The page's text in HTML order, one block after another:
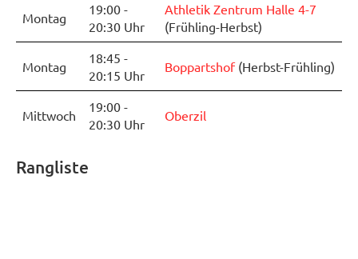
Montag
19:00 -
20:30 Uhr
Athletik Zentrum Halle 4-7
(Frühling-Herbst)
Montag
18:45 -
20:15 Uhr
Boppartshof(Herbst-Frühling)
Mittwoch
19:00 -
20:30 Uhr
Oberzil
Rangliste